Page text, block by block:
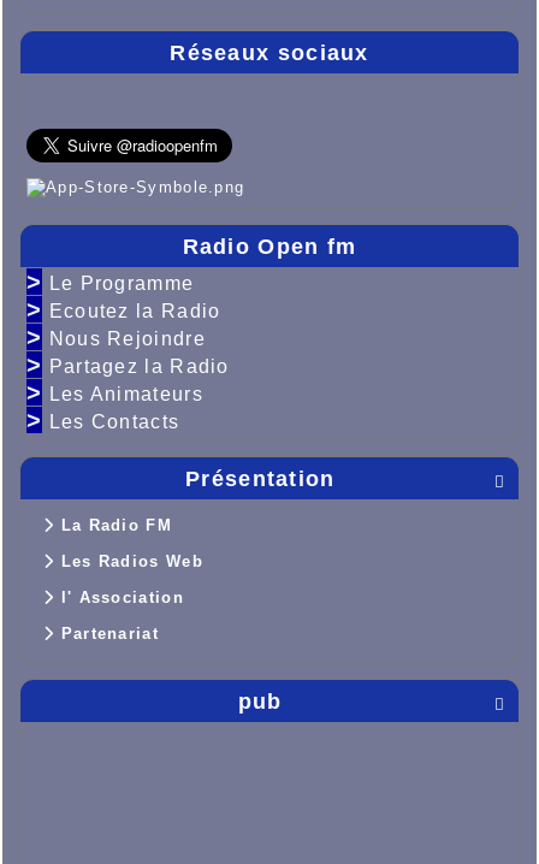
Réseaux sociaux
Radio Open fm
> Le Programme
> Ecoutez la Radio
> Nous Rejoindre
> Partagez la Radio
> Les Animateurs
> Les Contacts

Présentation
La Radio FM
Les Radios Web
l' Association
Partenariat

pub